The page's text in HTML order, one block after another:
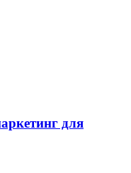
для